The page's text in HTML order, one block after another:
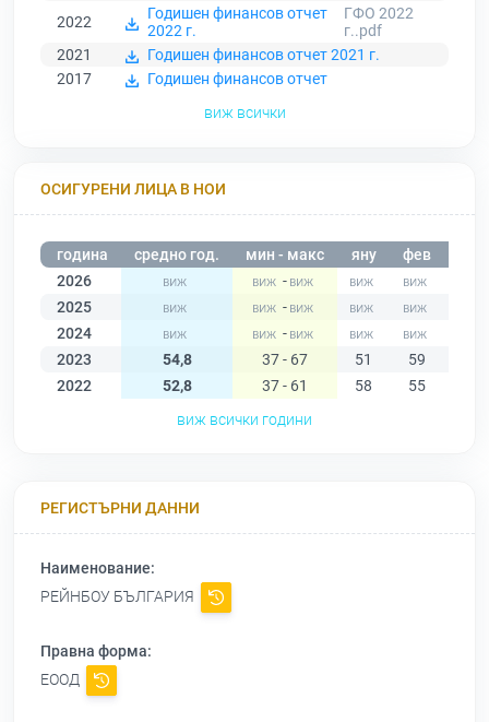
2022
Годишен финансов отчет
2022 г.
ГФО 2022
г..pdf
2021
Годишен финансов отчет 2021 г.
2017
Годишен финансов отчет
виж всички
ОСИГУРЕНИ ЛИЦА В НОИ
година средно год. мин - макс яну фев
2026
-
2025
-
2024
-
2023
54,8 37 - 67 51 59
2022
52,8 37 - 61 58 55
виж всички години
РЕГИСТЪРНИ ДАННИ
Наименование:
РЕЙНБОУ БЪЛГАРИЯ
Правна форма:
ЕООД